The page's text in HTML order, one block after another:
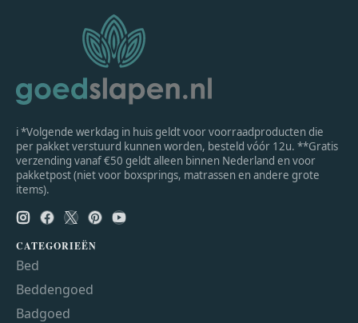
ℹ *Volgende werkdag in huis geldt voor voorraadproducten die
per pakket verstuurd kunnen worden, besteld vóór 12u. **Gratis
verzending vanaf €50 geldt alleen binnen Nederland en voor
pakketpost (niet voor boxsprings, matrassen en andere grote
items).
CATEGORIEËN
Bed
Beddengoed
Badgoed